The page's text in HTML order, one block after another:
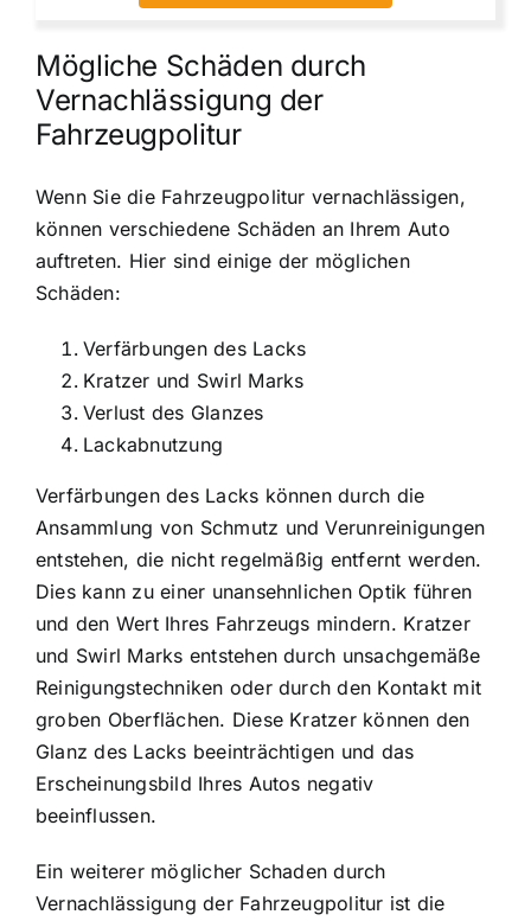
Mögliche Schäden durch
Vernachlässigung der
Fahrzeugpolitur
Wenn Sie die Fahrzeugpolitur vernachlässigen,
können verschiedene Schäden an Ihrem Auto
auftreten. Hier sind einige der möglichen
Schäden:
Verfärbungen des Lacks
Kratzer und Swirl Marks
Verlust des Glanzes
Lackabnutzung
Verfärbungen des Lacks können durch die
Ansammlung von Schmutz und Verunreinigungen
entstehen, die nicht regelmäßig entfernt werden.
Dies kann zu einer unansehnlichen Optik führen
und den Wert Ihres Fahrzeugs mindern. Kratzer
und Swirl Marks entstehen durch unsachgemäße
Reinigungstechniken oder durch den Kontakt mit
groben Oberflächen. Diese Kratzer können den
Glanz des Lacks beeinträchtigen und das
Erscheinungsbild Ihres Autos negativ
beeinflussen.
Ein weiterer möglicher Schaden durch
Vernachlässigung der Fahrzeugpolitur ist die